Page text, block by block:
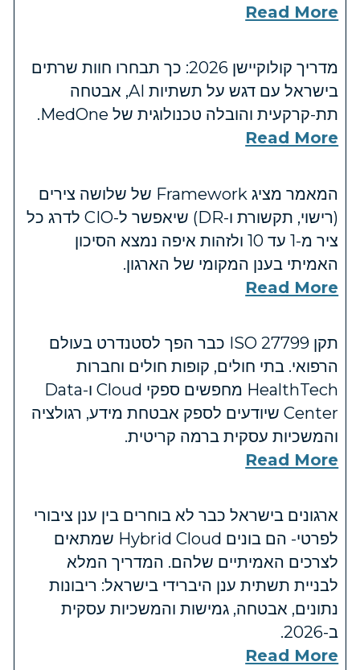
Read More
מדריך קולוקיישן 2026: כך תבחרו חוות שרתים
בישראל עם דגש על תשתיות AI, אבטחה
תת-קרקעית והובלה טכנולוגית של MedOne.
Read More
המאמר מציג Framework של שלושה צירים
(רישוי, תקשורת ו-DR) שיאפשר ל-CIO לדרג כל
ציר מ-1 עד 10 ולזהות איפה נמצא הסיכון
האמיתי בענן המקומי של הארגון.
Read More
תקן ISO 27799 כבר הפך לסטנדרט בעולם
הרפואי. בתי חולים, קופות חולים וחברות
HealthTech מחפשים ספקי Cloud ו-Data
Center שיודעים לספק אבטחת מידע, רגולציה
והמשכיות עסקית ברמה קריטית.
Read More
ארגונים בישראל כבר לא בוחרים בין ענן ציבורי
לפרטי- הם בונים Hybrid Cloud שמתאים
לצרכים האמיתיים שלהם. המדריך המלא
לבניית תשתית ענן היברידי בישראל: ריבונות
נתונים, אבטחה, גמישות והמשכיות עסקית
ב-2026.
Read More